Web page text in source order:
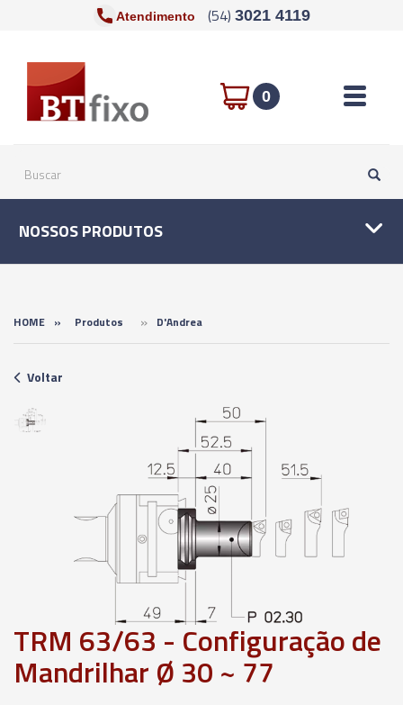
Atendimento (54) 3021 4119
0 Toggle
NOSSOS PRODUTOS
HOME » Produtos » D'Andrea
Voltar
TRM 63/63 - Configuração de
Mandrilhar Ø 30 ~ 77